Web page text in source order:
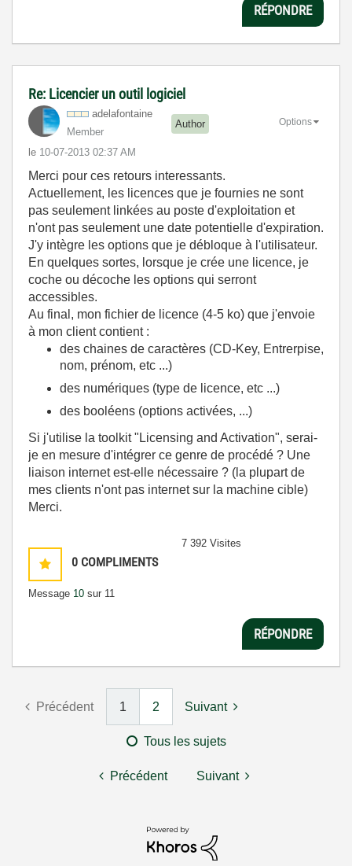
RÉPONDRE
Re: Licencier un outil logiciel
adelafontaine
Member
Author
le ‎10-07-2013 02:37 AM
Options
Merci pour ces retours interessants.
Actuellement, les licences que je fournies ne sont
pas seulement linkées au poste d'exploitation et
n'ont pas seulement une date potentielle d'expiration.
J'y intègre les options que je débloque à l'utilisateur.
En quelques sortes, lorsque je crée une licence, je
coche ou décoche les options qui serront
accessibles.
Au final, mon fichier de licence (4-5 ko) que j'envoie
à mon client contient :
des chaines de caractères (CD-Key, Entrerpise,
nom, prénom, etc ...)
des numériques (type de licence, etc ...)
des booléens (options activées, ...)
Si j'utilise la toolkit "Licensing and Activation", serai-
je en mesure d'intégrer ce genre de procédé ? Une
liaison internet est-elle nécessaire ? (la plupart de
mes clients n'ont pas internet sur la machine cible)
Merci.
0 COMPLIMENTS
Message 10 sur 11
7 392 Visites
RÉPONDRE
Précédent 1 2 Suivant
Tous les sujets
Précédent Suivant